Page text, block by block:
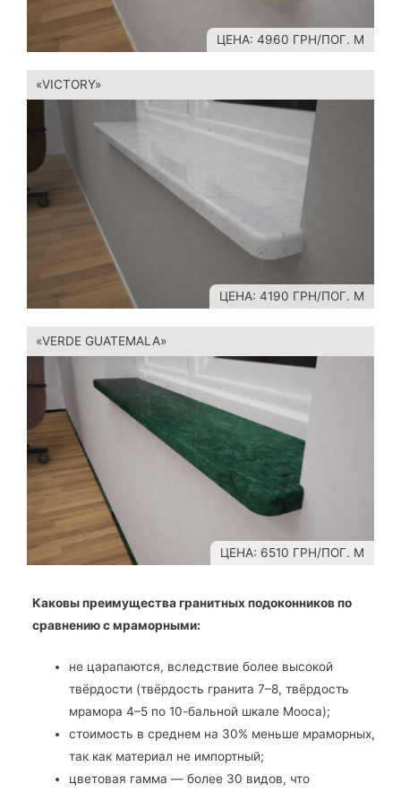
ЦЕНА: 4960 ГРН/ПОГ. М
«VICTORY»
ЦЕНА: 4190 ГРН/ПОГ. М
«VERDE GUATEMALA»
ЦЕНА: 6510 ГРН/ПОГ. М
Каковы преимущества гранитных подоконников по
сравнению с мраморными:
не царапаются, вследствие более высокой
твёрдости (твёрдость гранита 7–8, твёрдость
мрамора 4–5 по 10-бальной шкале Мооса);
стоимость в среднем на 30% меньше мраморных,
так как материал не импортный;
цветовая гамма — более 30 видов, что